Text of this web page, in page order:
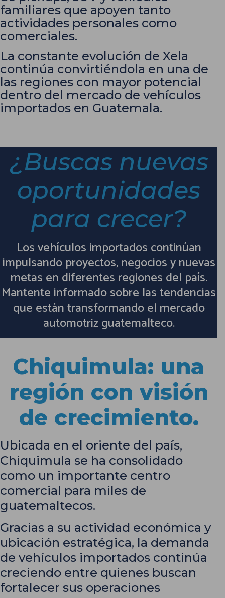
familiares que apoyen tanto
actividades personales como
comerciales.
La constante evolución de Xela
continúa convirtiéndola en una de
las regiones con mayor potencial
dentro del mercado de vehículos
importados en Guatemala.
¿Buscas nuevas
oportunidades
para crecer?
Los vehículos importados continúan
impulsando proyectos, negocios y nuevas
metas en diferentes regiones del país.
Mantente informado sobre las tendencias
que están transformando el mercado
automotriz guatemalteco.
Chiquimula: una
región con visión
de crecimiento.
Ubicada en el oriente del país,
Chiquimula se ha consolidado
como un importante centro
comercial para miles de
guatemaltecos.
Gracias a su actividad económica y
ubicación estratégica, la demanda
de vehículos importados continúa
creciendo entre quienes buscan
fortalecer sus operaciones